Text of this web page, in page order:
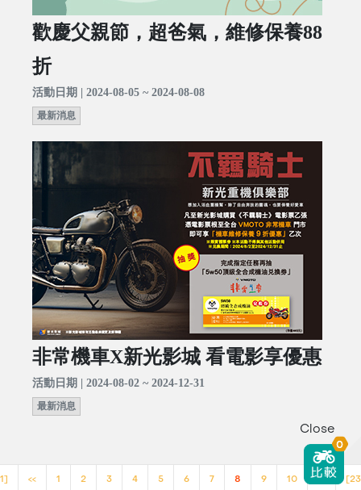
歡慶父親節，超爸氣，維修保養88
折
活動日期 | 2024-08-05 ~ 2024-08-08
最新消息
非常機車X新光影城 看電影享優惠
活動日期 | 2024-08-02 ~ 2024-12-31
最新消息
<< 1 2 3 4 5 6 7 8 9 10 >>
Close
0